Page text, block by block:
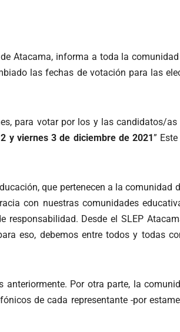
Atacama, informa a toda la
las fechas de votación para las
para votar por los y las candidatos/
y viernes 3 de diciembre de 2021”
que pertenecen a la comunidad
con nuestras comunidades
Desde el SLEP
eso, debemos entre todos y todas
Por otra parte, la
de cada representante -por